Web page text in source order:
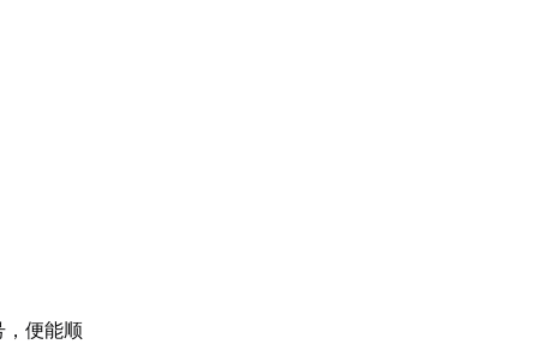
，便能顺